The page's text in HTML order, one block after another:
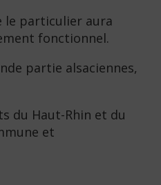
le particulier aura
fonctionnel.
partie alsaciennes,
du Haut-Rhin et du
et